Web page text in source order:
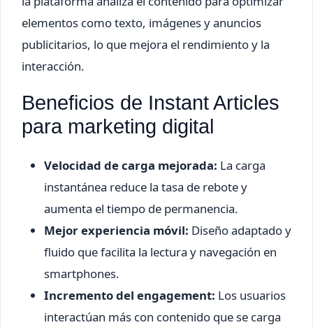
elementos como texto, imágenes y anuncios
publicitarios, lo que mejora el rendimiento y la
interacción.
Beneficios de Instant Articles
para marketing digital
Velocidad de carga mejorada: La carga
instantánea reduce la tasa de rebote y
aumenta el tiempo de permanencia.
Mejor experiencia móvil: Diseño adaptado y
fluido que facilita la lectura y navegación en
smartphones.
Incremento del engagement: Los usuarios
interactúan más con contenido que se carga